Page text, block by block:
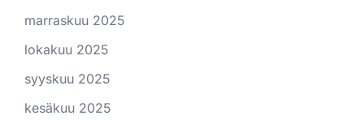
marraskuu 2025
lokakuu 2025
syyskuu 2025
kesäkuu 2025